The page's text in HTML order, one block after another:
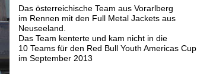
Das österreichische Team aus Vorarlberg
im Rennen mit den Full Metal Jackets aus
Neuseeland.
Das Team kenterte und kam nicht in die
10 Teams für den Red Bull Youth Americas Cup
im September 2013